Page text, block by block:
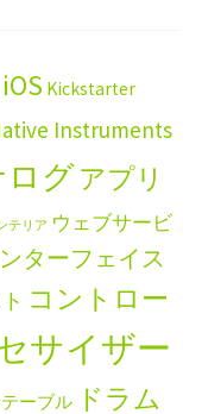
iOS Kickstarter
Instruments
ログアプリ
テリア ウェブサービ
ターフェイス
コントロー
サイザー
ーブル ドラム